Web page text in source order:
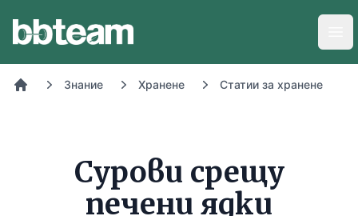
Знание Хранене Статии за хранене
Сурови срещу
печени ядки